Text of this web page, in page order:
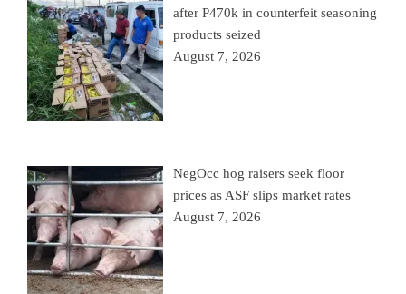
after P470k in counterfeit seasoning
products seized
August 7, 2026
NegOcc hog raisers seek floor
prices as ASF slips market rates
August 7, 2026